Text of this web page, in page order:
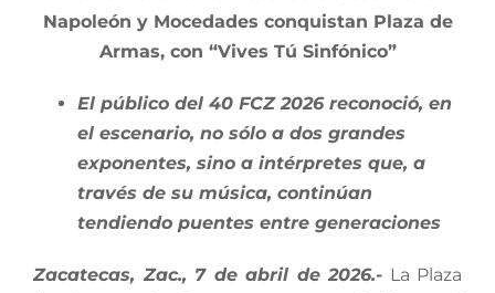
Napoleón y Mocedades conquistan Plaza de
Armas, con “Vives Tú Sinfónico”
El público del 40 FCZ 2026 reconoció, en
el escenario, no sólo a dos grandes
exponentes, sino a intérpretes que, a
través de su música, continúan
tendiendo puentes entre generaciones
Zacatecas, Zac., 7 de abril de 2026.- La Plaza